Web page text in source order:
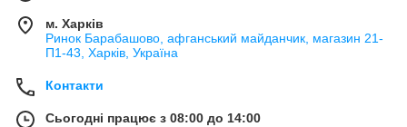
м. Харків
Ринок Барабашово, афганський майданчик, магазин 21-
П1-43, Харків, Україна
Контакти
Сьогодні працює з 08:00 до 14:00